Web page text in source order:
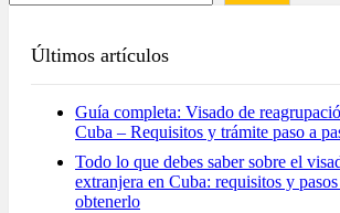
Últimos artículos
Guía completa: Visado de
Cuba – Requisitos y trámite paso a
Todo lo que debes saber sobre el
extranjera en Cuba: requisitos y
obtenerlo